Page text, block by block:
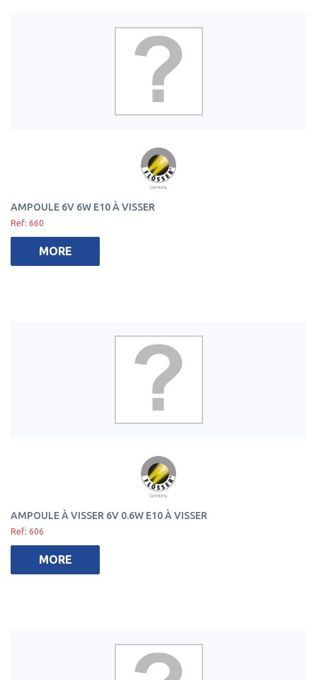
AMPOULE 6V 6W E10 À VISSER
Ref: 660
MORE
AMPOULE À VISSER 6V 0.6W E10 À VISSER
Ref: 606
MORE